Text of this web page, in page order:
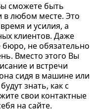
сможете быть
любом месте. Это
и усилия, а
клиентов. Даже
бюро, не обязательно
Вместо этого Вы
и встречи
сидя в машине или
знать, как с
свои контактные
на сайте.